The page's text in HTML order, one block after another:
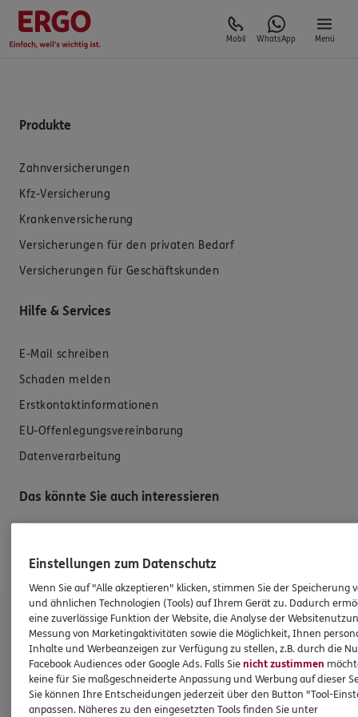
Mobil WhatsApp Menü
Produkte
Zahnversicherungen
Kfz-Versicherung
Krankenversicherung
Versicherungen für den privaten Bedarf
Versicherungen für Geschäftskunden
Hilfe & Services
E-Mail schreiben
Schaden melden
Erstkontaktinformationen
EU-Offenlegungsvereinbarung
Datenverarbeitung
Das könnte Sie auch interessieren
Standorte
ERGO Versicherung Roger Hartl
Generalagentur
Hagelsbergstr. 1
Einstellungen zum Datenschutz
Wenn Sie auf "Alle akzeptieren" klicken, stimmen Sie der Speicherung
und ähnlichen Technologien (Tools) auf Ihrem Gerät zu. Dadurch
eine zuverlässige Funktion der Website, die Analyse der
Messung von Marketingaktivitäten sowie die Möglichkeit, Ihnen
Inhalte und Werbeanzeigen zur Verfügung zu stellen, z.B. durch die
Facebook Audiences oder Google Ads. Falls Sienicht zustimmen
keine für Sie maßgeschneiderte Anpassung und Werbung auf dieser
Sie können Ihre Entscheidungen jederzeit über den Button "Tool-
anpassen. Näheres zu den eingesetzten Tools finden Sie unter